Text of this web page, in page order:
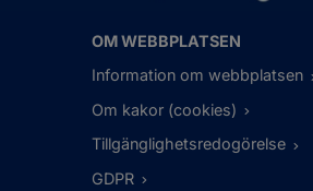
OM WEBBPLATSEN
Information om webbplatsen
Om kakor (cookies)
Tillgänglighetsredogörelse
GDPR